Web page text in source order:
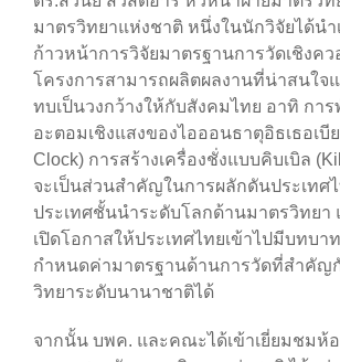
มาตรวิทยาแห่งชาติ หนึ่งในนักวิจัยได้นำ
ก้าวหน้าการวิจัยมาตรฐานการวัดเชิงค
โครงการสามารถผลิตผลงานที่น่าสนใจแ
ทบเป็นวงกว้างให้กับสังคมไทย อาทิ กา
อะตอมเชิงแสงของไอออนธาตุอิธเธอเบี
Clock) การสร้างเครื่องชั่งแบบคิบเบิล
จะเป็นส่วนสำคัญในการผลักดันประเทศ
ประเทศชั้นนำระดับโลกด้านมาตรวิทยา
เปิดโอกาสให้ประเทศไทยเข้าไปมีบทบา
กำหนดค่ามาตรฐานด้านการวัดที่สำคัญ
วิทยาระดับนานาชาติได้
จากนั้น บพค. และคณะได้เข้าเยี่ยมชมห้